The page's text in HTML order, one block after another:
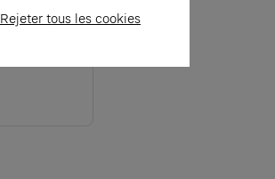
Rejeter tous les cookies